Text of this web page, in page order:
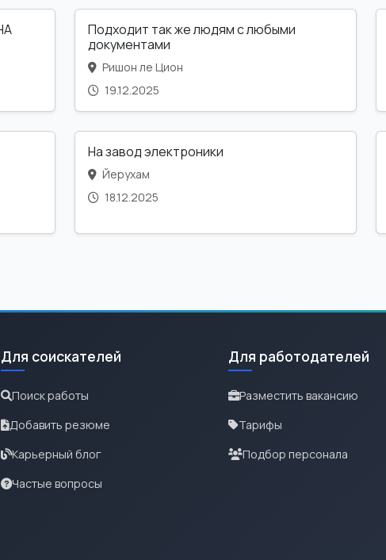
Подходит так же людям с любыми
документами
Ришон ле Цион
19.12.2025
На завод электроники
Йерухам
18.12.2025
Для соискателей
Поиск работы
Добавить резюме
Карьерный блог
Частые вопросы
Для работодателей
Разместить вакансию
Тарифы
Подбор персонала